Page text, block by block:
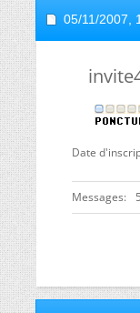
05/11/2007,
Date
Messages